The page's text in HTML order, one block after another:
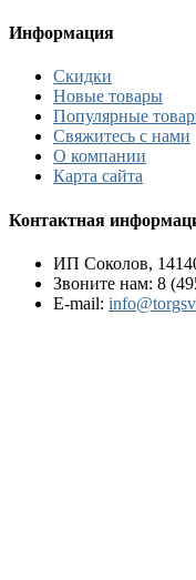
Информация
Скидки
Новые товары
Популярные
Свяжитесь с нами
О компании
Карта сайта
Контактная
ИП Соколов,
Звоните нам: 8
E-mail: